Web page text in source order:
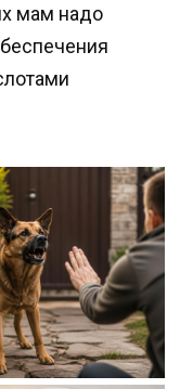
мам надо